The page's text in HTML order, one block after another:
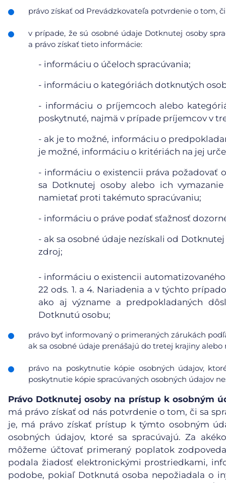
právo získať od Prevádzkovateľa potvrdenie o tom,
v prípade, že sú osobné údaje Dotknutej osoby
a právo získať tieto informácie:
- informáciu o účeloch spracúvania;
- informáciu o kategóriách dotknutých
- informáciu o príjemcoch alebo
poskytnuté, najmä v prípade príjemcov v
- ak je to možné, informáciu o
je možné, informáciu o kritériách na jej
- informáciu o existencii práva požadovať
sa Dotknutej osoby alebo ich
namietať proti takémuto spracúvaniu;
- informáciu o práve podať sťažnosť
- ak sa osobné údaje nezískali od
zdroj;
- informáciu o existencii
22 ods. 1. a 4. Nariadenia a v týchto
ako aj význame a predpokladaných
Dotknutú osobu;
právo byť informovaný o primeraných zárukách
ak sa osobné údaje prenášajú do tretej krajiny
právo na poskytnutie kópie osobných údajov,
poskytnutie kópie spracúvaných osobných údajov
Právo Dotknutej osoby na prístup k osobným
má právo získať od nás potvrdenie o tom, či sa
je, má právo získať prístup k týmto osobným
osobných údajov, ktoré sa spracúvajú. Za
môžeme účtovať primeraný poplatok
podala žiadosť elektronickými prostriedkami,
podobe, pokiaľ Dotknutá osoba nepožiadala o